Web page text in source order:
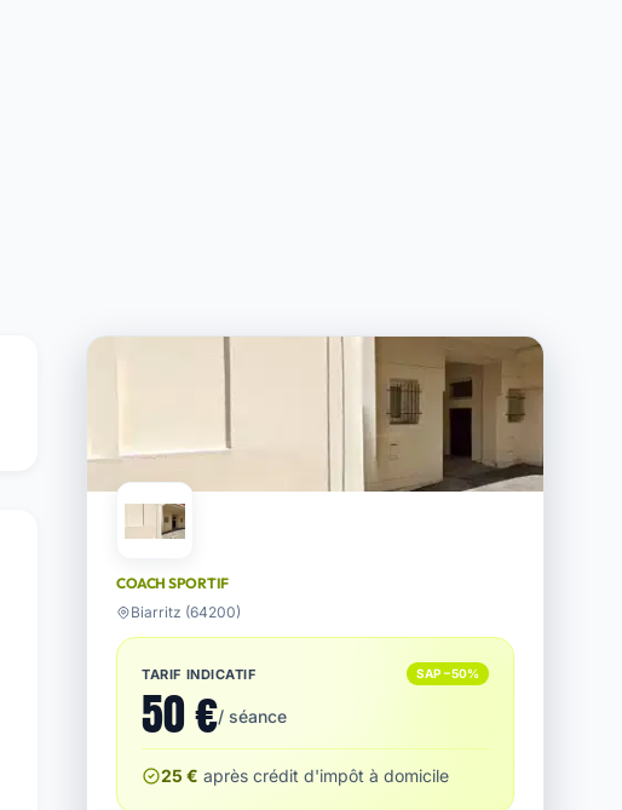
COACH SPORTIF
Biarritz (64200)
TARIF INDICATIF SAP −50%
50 €/ séance
25 € après crédit d'impôt à domicile